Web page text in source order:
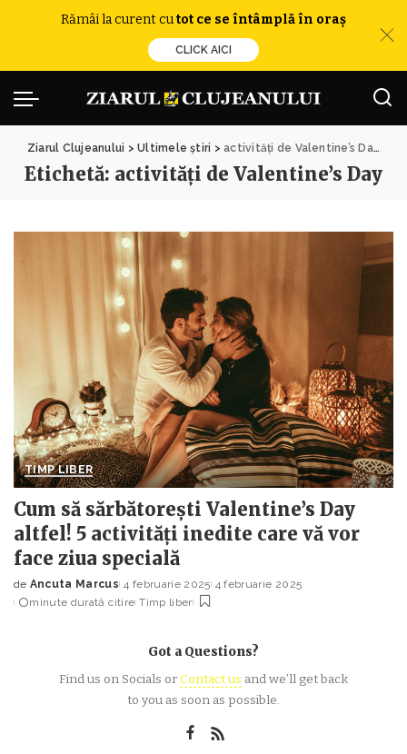
Rămâi la curent cutot ce se întâmplă în oraș
CLICK AICI
Ziarul Clujeanului >Ultimele știri >activități de Valentine’s Day
Etichetă: activități de Valentine’s Day
TIMP LIBER
Cum să sărbătorești Valentine’s Day
altfel! 5 activități inedite care vă vor
face ziua specială
Posted
by
de Ancuta Marcus 4 februarie 2025 4 februarie 2025
minute durată citire Timp liber
Got a Questions?
Find us on Socials orContact us and we’ll get back
to you as soon as possible.